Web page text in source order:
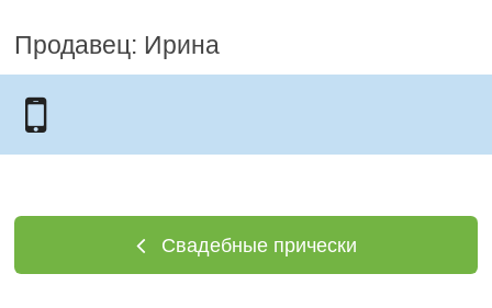
Продавец: Ирина
Свадебные прически